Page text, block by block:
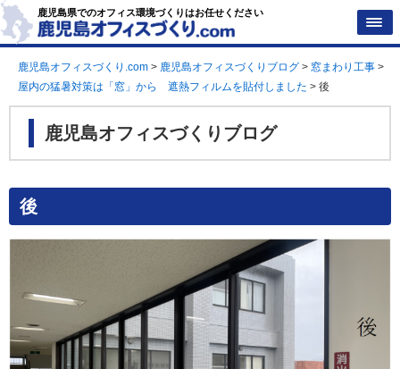
鹿児島県でのオフィス環境づくりはお任せください
鹿児島オフィスづくり.com > 鹿児島オフィスづくりブログ > 窓まわり工事 >
屋内の猛暑対策は「窓」から 遮熱フィルムを貼付しました > 後
鹿児島オフィスづくりブログ
後